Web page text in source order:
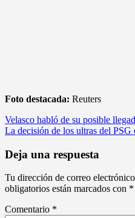
Foto destacada: Reuters
Navegación
de
entradas
Velasco habló de su posible
La decisión de los ultras del PSG
Deja una respuesta
Tu dirección de correo
obligatorios están marcados con *
Comentario *